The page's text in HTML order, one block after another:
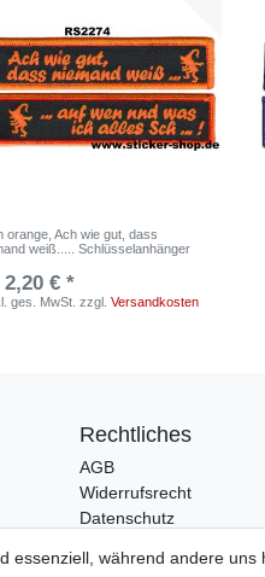
orange, Ach wie gut, dass
weiß..... Schlüsselanhänger
2,20 € *
ges. MwSt. zzgl.Versandkosten
Rechtliches
AGB
Widerrufsrecht
Datenschutz
essenziell, während andere